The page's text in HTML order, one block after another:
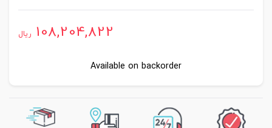
108,204,822 ریال
Available on backorder